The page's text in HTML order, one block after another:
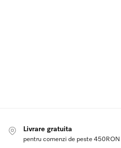
Livrare gratuita
pentru comenzi de peste 450RON